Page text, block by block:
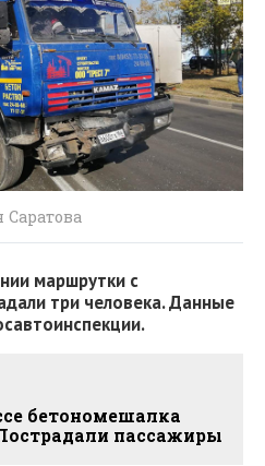
маршрутки с
три человека. Данные
бетономешалка
пассажиры